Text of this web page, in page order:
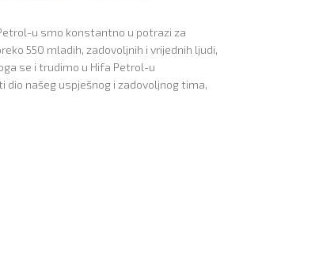
u smo konstantno u potrazi za
550 mladih, zadovoljnih i vrijednih ljudi,
se i trudimo u Hifa Petrol-u
našeg uspješnog i zadovoljnog tima,